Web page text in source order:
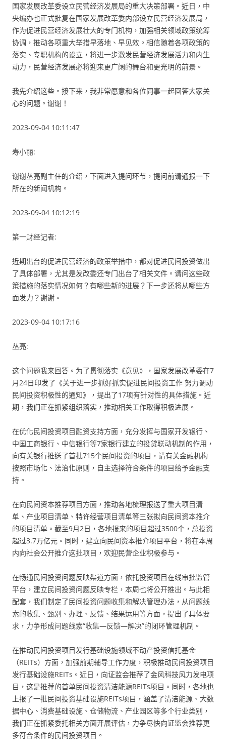
国家发展改革委设立民营经济发展局的重大决策部署。近日，中
央编办也正式批复在国家发展改革委内部设立民营经济发展局，
作为促进民营经济发展壮大的专门机构，加强相关领域政策统筹
协调，推动各项重大举措早落地、早见效。相信随着各项政策的
落实、专职机构的设立，将进一步激发民营经济发展活力和内生
动力，民营经济发展必将迎来更广阔的舞台和更光明的前景。
我先介绍这些。接下来，我非常愿意和各位同事一起回答大家关
心的问题。谢谢！
2023-09-04 10:11:47
寿小丽:
谢谢丛亮副主任的介绍，下面进入提问环节，提问前请通报一下
所在的新闻机构。
2023-09-04 10:12:19
第一财经记者:
近期出台的促进民营经济的政策举措中，都对促进民间投资做出
了具体部署，尤其是发改委还专门出台了相关文件。请问这些政
策措施的落实情况如何？有哪些新的进展？下一步还将从哪些方
面发力？谢谢。
2023-09-04 10:17:16
丛亮:
这个问题我来回答。为了贯彻落实《意见》，国家发展改革委在7
月24日印发了《关于进一步抓好抓实促进民间投资工作 努力调动
民间投资积极性的通知》，提出了17项有针对性的具体措施。近
期，我们正在抓紧组织落实，推动相关工作取得积极进展。
在优化民间投资项目融资支持方面，充分发挥与国家开发银行、
中国工商银行、中信银行等7家银行建立的投贷联动机制的作用，
向有关银行推送了首批715个民间投资的项目，请有关金融机构
按照市场化、法治化原则，自主选择符合条件的项目给予金融支
持。
在向民间资本推荐项目方面，推动各地梳理报送了重大项目清
单、产业项目清单、特许经营项目清单等三张拟向民间资本推介
的项目清单。截至9月2日，各地报来的项目超过3500个，总投资
超过3.7万亿元。同时，建立向民间资本推介项目平台，将在本周
内向社会公开推介这批项目，欢迎民营企业积极参与。
在畅通民间投资问题反映渠道方面，依托投资项目在线审批监管
平台，建立民间投资问题反映专栏，本周也将公开推出。与此相
配套，我们制定了民间投资问题收集和解决管理办法，从问题线
索的收集、甄别、办理、反馈、结果运用等方面，提出了具体要
求，力争形成问题线索“收集—反馈—解决”的闭环管理机制。
在推动民间投资项目发行基础设施领域不动产投资信托基金
（REITs）方面，加强前期辅导工作力度，积极推动民间投资项目
发行基础设施REITs。近日，向证监会推荐了金风科技风力发电项
目，这是推荐的首单民间投资清洁能源REITs项目。同时，各地也
上报了一批民间投资基础设施REITs项目，涵盖了清洁能源、大数
据中心、消费基础设施、仓储物流、产业园区等多个行业类别，
我们正在抓紧委托相关方面开展评估，力争尽快向证监会推荐更
多符合条件的民间投资项目。